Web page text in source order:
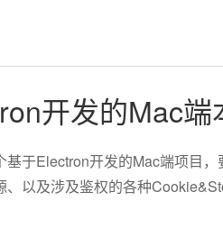
开发的Mac
于Electron开发的Mac端项目
、以及涉及鉴权的各种